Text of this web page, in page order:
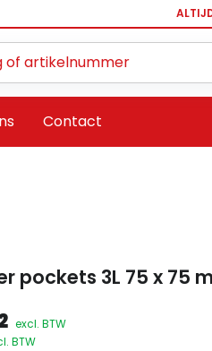
Contact
pockets 3L 75 x 75
excl. BTW
BTW